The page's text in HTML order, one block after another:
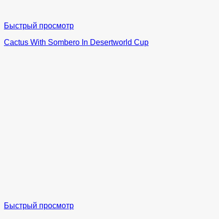
Быстрый просмотр
Cactus With Sombero In Desertworld Cup
Быстрый просмотр